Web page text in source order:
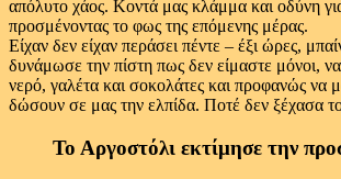
απόλυτο χάος. Κοντά μας κλάμμα και οδύνη
προσμένοντας το φως της επόμενης μέρας.
Είχαν δεν είχαν περάσει πέντε – έξι ώρες,
δυνάμωσε την πίστη πως δεν είμαστε μόνοι,
νερό, γαλέτα και σοκολάτες και προφανώς να
δώσουν σε μας την ελπίδα. Ποτέ δεν ξέχασα
Το Αργοστόλι εκτίμησε την